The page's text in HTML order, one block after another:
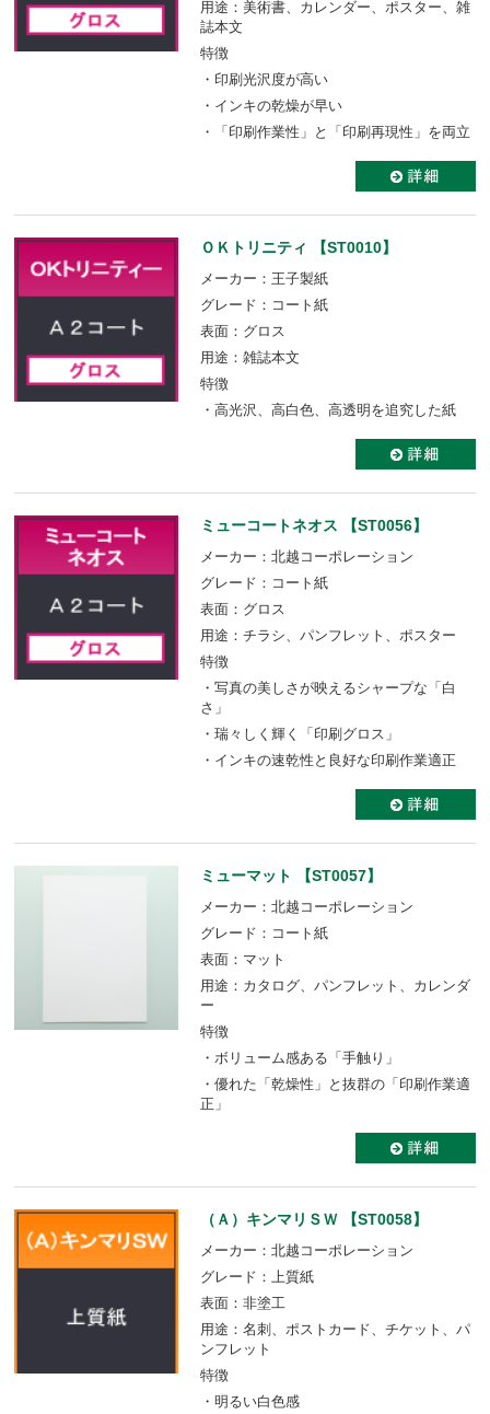
用途：美術書、カレンダー、ポスター、雑
誌本文
特徴
・印刷光沢度が高い
・インキの乾燥が早い
・「印刷作業性」と「印刷再現性」を両立
ＯＫトリニティ 【ST0010】
メーカー：王子製紙
グレード：コート紙
表面：グロス
用途：雑誌本文
特徴
・高光沢、高白色、高透明を追究した紙
ミューコートネオス 【ST0056】
メーカー：北越コーポレーション
グレード：コート紙
表面：グロス
用途：チラシ、パンフレット、ポスター
特徴
・写真の美しさが映えるシャープな「白
さ」
・瑞々しく輝く「印刷グロス」
・インキの速乾性と良好な印刷作業適正
ミューマット 【ST0057】
メーカー：北越コーポレーション
グレード：コート紙
表面：マット
用途：カタログ、パンフレット、カレンダ
ー
特徴
・ボリューム感ある「手触り」
・優れた「乾燥性」と抜群の「印刷作業適
正」
（Ａ）キンマリＳＷ 【ST0058】
メーカー：北越コーポレーション
グレード：上質紙
表面：非塗工
用途：名刺、ポストカード、チケット、パ
ンフレット
特徴
・明るい白色感